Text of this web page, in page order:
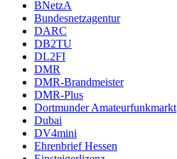
BNetzA
Bundesnetzagentur
DARC
DB2TU
DL2FI
DMR
DMR-Brandmeister
DMR-Plus
Dortmunder Amateurfunkmarkt
Dubai
DV4mini
Ehrenbrief Hessen